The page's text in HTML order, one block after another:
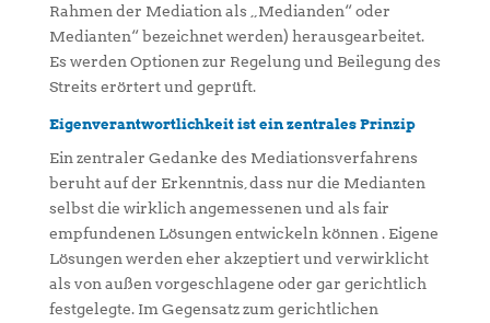
Rahmen der Mediation als „Medianden“ oder
Medianten“ bezeichnet werden) herausgearbeitet.
Es werden Optionen zur Regelung und Beilegung des
Streits erörtert und geprüft.
Eigenverantwortlichkeit ist ein zentrales Prinzip
Ein zentraler Gedanke des Mediationsverfahrens
beruht auf der Erkenntnis, dass nur die Medianten
selbst die wirklich angemessenen und als fair
empfundenen Lösungen entwickeln können . Eigene
Lösungen werden eher akzeptiert und verwirklicht
als von außen vorgeschlagene oder gar gerichtlich
festgelegte. Im Gegensatz zum gerichtlichen